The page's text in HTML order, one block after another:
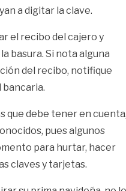
a digitar la clave.
el recibo del cajero y
basura. Si nota alguna
del recibo, notifique
que debe tener en
pues algunos
para hurtar, hacer
claves y tarjetas.